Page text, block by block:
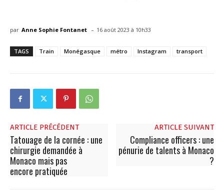
par Anne Sophie Fontanet - 16 août 2023 à 10h33
TAGS Train Monégasque métro Instagram transport
ARTICLE PRÉCÉDENT
Tatouage de la cornée : une
chirurgie demandée à
Monaco mais pas
encore pratiquée
ARTICLE SUIVANT
Compliance officers : une
pénurie de talents à Monaco
?